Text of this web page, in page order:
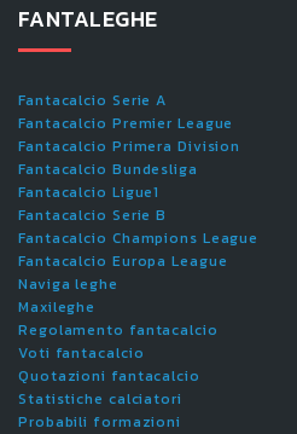
FANTALEGHE
Fantacalcio Serie A
Fantacalcio Premier League
Fantacalcio Primera Division
Fantacalcio Bundesliga
Fantacalcio Ligue1
Fantacalcio Serie B
Fantacalcio Champions League
Fantacalcio Europa League
Naviga leghe
Maxileghe
Regolamento fantacalcio
Voti fantacalcio
Quotazioni fantacalcio
Statistiche calciatori
Probabili formazioni